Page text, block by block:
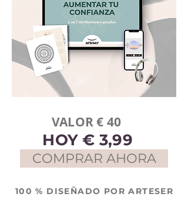
VALOR € 40
HOY € 3,99
COMPRAR AHORA
100 % DISEÑADO POR ARTESER